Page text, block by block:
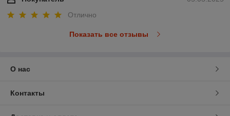
Отлично
Показать все отзывы
О нас
Контакты